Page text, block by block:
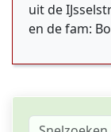
uit de
en de fam: